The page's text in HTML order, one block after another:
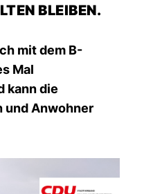
BLEIBEN.
mit dem B-
Mal
kann die
und Anwohner